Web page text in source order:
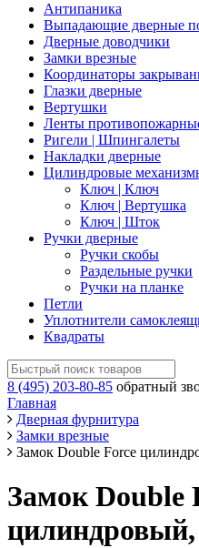
Антипаника
Выпадающие дверные
Дверные доводчики
Замки врезные
Координаторы
Глазки дверные
Вертушки
Ленты
Ригели | Шпингалеты
Накладки дверные
Цилиндровые
Ключ | Ключ
Ключ | Вертушка
Ключ | Шток
Ручки дверные
Ручки скобы
Раздельные ручки
Ручки на планке
Петли
Уплотнители
Квадраты
8 (495) 203-80-85 обратный
Главная
Дверная фурнитура
Замки врезные
Замок Double Force
Замок Double